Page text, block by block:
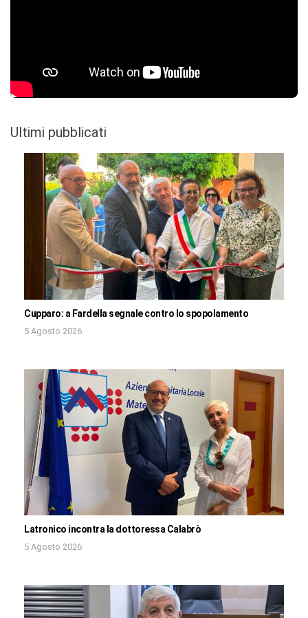
Ultimi pubblicati
Cupparo: a Fardella segnale contro lo spopolamento
5 Agosto 2026
Latronico incontra la dottoressa Calabrò
5 Agosto 2026